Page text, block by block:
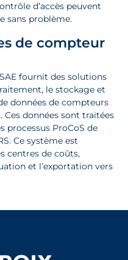
d’accès peuvent
sans problème.
de compteur
fournit des solutions
le stockage et
données de compteurs
données sont traitées
processus ProCoS de
Ce système est
centres de coûts,
et l’exportation vers